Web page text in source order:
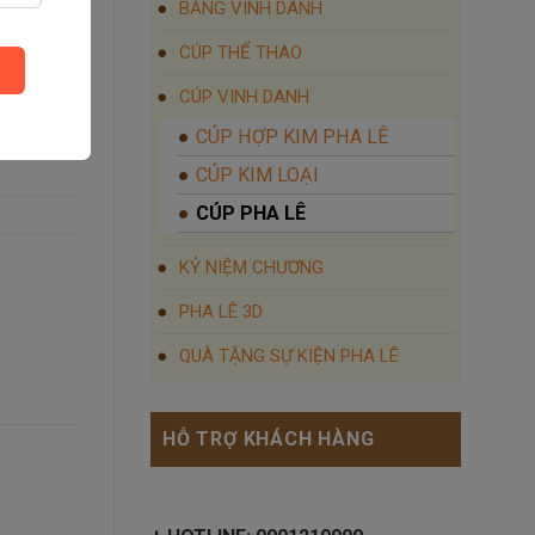
BẢNG VINH DANH
CÚP THỂ THAO
CÚP VINH DANH
CÚP HỢP KIM PHA LÊ
CÚP KIM LOẠI
CÚP PHA LÊ
KỶ NIỆM CHƯƠNG
PHA LÊ 3D
QUÀ TẶNG SỰ KIỆN PHA LÊ
HỖ TRỢ KHÁCH HÀNG